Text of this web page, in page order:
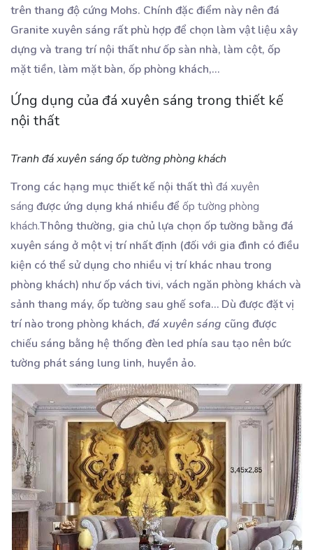
trên thang độ cứng Mohs. Chính đặc điểm này nên đá
Granite xuyên sáng rất phù hợp để chọn làm vật liệu xây
dựng và trang trí nội thất như ốp sàn nhà, làm cột, ốp
mặt tiền, làm mặt bàn, ốp phòng khách,…
Ứng dụng của đá xuyên sáng trong thiết kế
nội thất
Tranh đá xuyên sáng ốp tường phòng khách
Trong các hạng mục thiết kế nội thất thì đá xuyên
sáng được ứng dụng khá nhiều để ốp tường phòng
khách.Thông thường, gia chủ lựa chọn ốp tường bằng đá
xuyên sáng ở một vị trí nhất định (đối với gia đình có điều
kiện có thể sử dụng cho nhiều vị trí khác nhau trong
phòng khách) như ốp vách tivi, vách ngăn phòng khách và
sảnh thang máy, ốp tường sau ghế sofa… Dù được đặt vị
trí nào trong phòng khách, đá xuyên sáng cũng được
chiếu sáng bằng hệ thống đèn led phía sau tạo nên bức
tường phát sáng lung linh, huyền ảo.